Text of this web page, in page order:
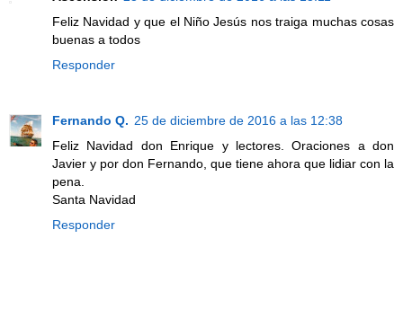
Feliz Navidad y que el Niño Jesús nos traiga muchas cosas
buenas a todos
Responder
Fernando Q. 25 de diciembre de 2016 a las 12:38
Feliz Navidad don Enrique y lectores. Oraciones a don
Javier y por don Fernando, que tiene ahora que lidiar con la
pena.
Santa Navidad
Responder